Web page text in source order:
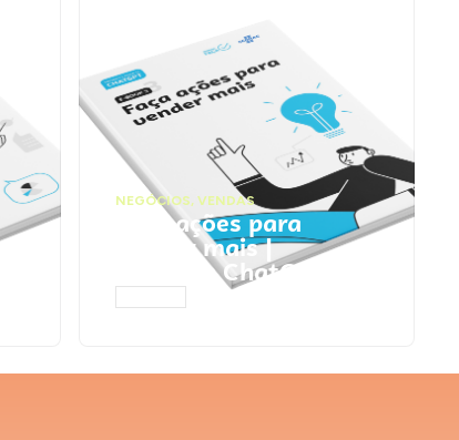
NEGÓCIOS, VENDAS
Faça ações para
vender mais |
Prompts ChatGPT